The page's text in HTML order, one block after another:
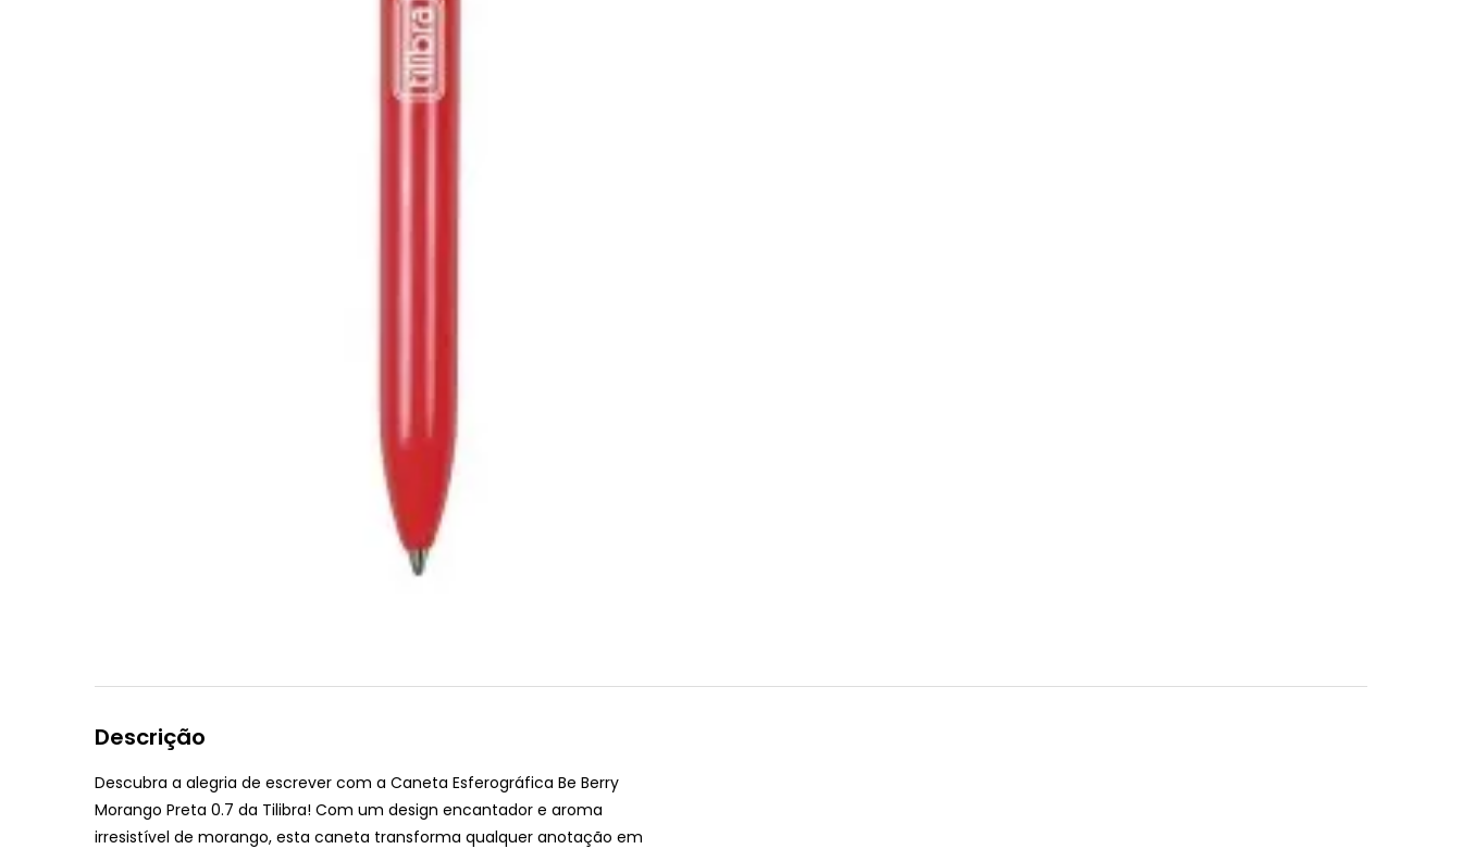
Descrição
Descubra a alegria de escrever com a Caneta Esferográfica Be Berry
Morango Preta 0.7 da Tilibra! Com um design encantador e aroma
irresistível de morango, esta caneta transforma qualquer anotação em